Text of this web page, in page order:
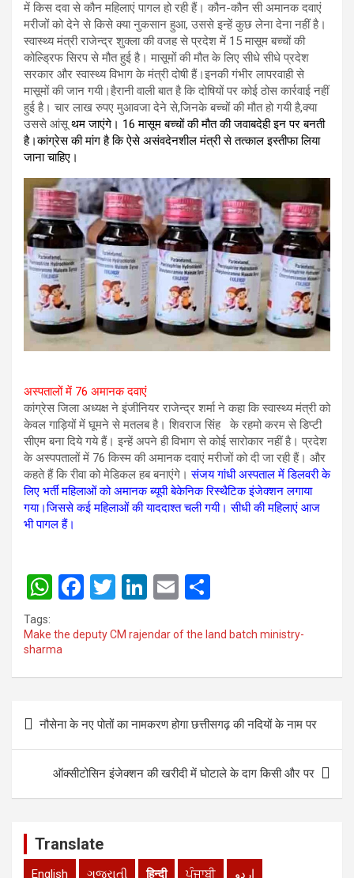
में किस दवा से कौन महिलाएं पागल हो रही हैं। कौन-कौन सी अमानक दवाएं
मरीजों को देने से किसे क्या नुकसान हुआ, उससे इन्हें कुछ लेना देना नहीं है।
स्वास्थ्य मंत्री राजेन्द्र शुक्ला की वजह से प्रदेश में 15 मासूम बच्चों की
कोल्ड्रिफ सिरप से मौत हुई है। मासूमों की मौत के लिए सीधे सीधे प्रदेश
सरकार और स्वास्थ्य विभाग के मंत्री दोषी हैं।इनकी गंभीर लापरवाही से
मासूमों की जान गयी।हैरानी वाली बात है कि दोषियों पर कोई ठोस कार्रवाई नहीं
हुई है। चार लाख रुपए मुआवजा देने से,जिनके बच्चों की मौत हो गयी है,क्या
उससे आंसूथम जाएंगे। 16 मासूम बच्चों की मौत की जवाबदेही इन पर बनती
है।कांग्रेस की मांग है कि ऐसे असंवदेनशील मंत्री से तत्काल इस्तीफा लिया
जाना चाहिए।
अस्पतालों में 76 अमानक दवाएं
कांग्रेस जिला अध्यक्ष ने इंजीनियर राजेन्द्र शर्मा ने कहा कि स्वास्थ्य मंत्री को
केवल गाड़ियों में घूमने से मतलब है। शिवराज सिंह के रहमो करम से डिप्टी
सीएम बना दिये गये हैं। इन्हें अपने ही विभाग से कोई सारोकार नहीं है। प्रदेश
के अस्पपतालों में 76 किस्म की अमानक दवाएं मरीजों को दी जा रही हैं। और
कहते हैं कि रीवा को मेडिकल हब बनाएंगे।संजय गांधी अस्पताल में डिलवरी के
लिए भर्ती महिलाओं को अमानक ब्यूपी बेकेनिक रिस्थैटिक इंजेक्शन लगाया
गया।जिससे कई महिलाओं की याददाश्त चली गयी। सीधी की महिलाएं आज
भी पागल हैं।
W
at
s
A
p
p
F
ce
o
o
k
T
tt
Li
ke
n
E
ail ar
Tags:
Make the deputy CM rajendar of the land batch ministry-
sharma
Post
navigation
नौसेना के नए पोतों का नामकरण होगा छत्तीसगढ़ की नदियों के नाम पर
ऑक्सीटोसिन इंजेक्शन की खरीदी में घोटाले के दाग किसी और पर
Translate
English ગુજરાતી हिन्दी ਪੰਜਾਬੀ اردو